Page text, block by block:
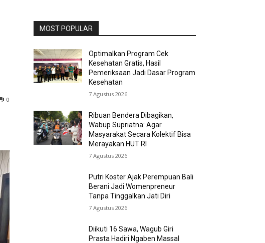
0
MOST POPULAR
Optimalkan Program Cek
Kesehatan Gratis, Hasil
Pemeriksaan Jadi Dasar Program
Kesehatan
7 Agustus 2026
Ribuan Bendera Dibagikan,
Wabup Supriatna: Agar
Masyarakat Secara Kolektif Bisa
Merayakan HUT RI
7 Agustus 2026
Putri Koster Ajak Perempuan Bali
Berani Jadi Womenpreneur
Tanpa Tinggalkan Jati Diri
7 Agustus 2026
Diikuti 16 Sawa, Wagub Giri
Prasta Hadiri Ngaben Massal